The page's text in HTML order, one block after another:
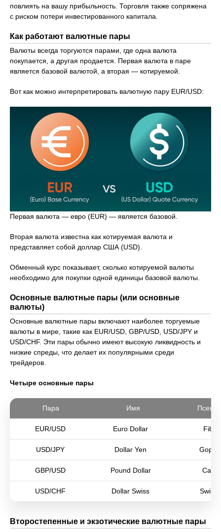
повлиять на вашу прибыльность. Торговля также сопряжена
с риском потери инвестированного капитала.
Как работают валютные пары
Валюты всегда торгуются парами, где одна валюта
покупается, а другая продается. Первая валюта в паре
является базовой валютой, а вторая — котируемой.
Вот как можно интерпретировать валютную пару EUR/USD:
Первая валюта — евро (EUR) — является базовой.
Вторая валюта известна как котируемая валюта и
представляет собой доллар США (USD).
Обменный курс показывает, сколько котируемой валюты
необходимо для покупки одной единицы базовой валюты.
Основные валютные пары (или основные
валюты)
Основные валютные пары включают наиболее торгуемые
валюты в мире, такие как EUR/USD, GBP/USD, USD/JPY и
USD/CHF. Эти пары обычно имеют высокую ликвидность и
низкие спреды, что делает их популярными среди
трейдеров.
Четыре основные пары
Пара Имя
EUR/USD Euro Dollar Fiber
USD/JPY Dollar Yen
GBP/USD Pound Dollar Cable
USD/CHF Dollar Swiss
Второстепенные и экзотические валютные пары